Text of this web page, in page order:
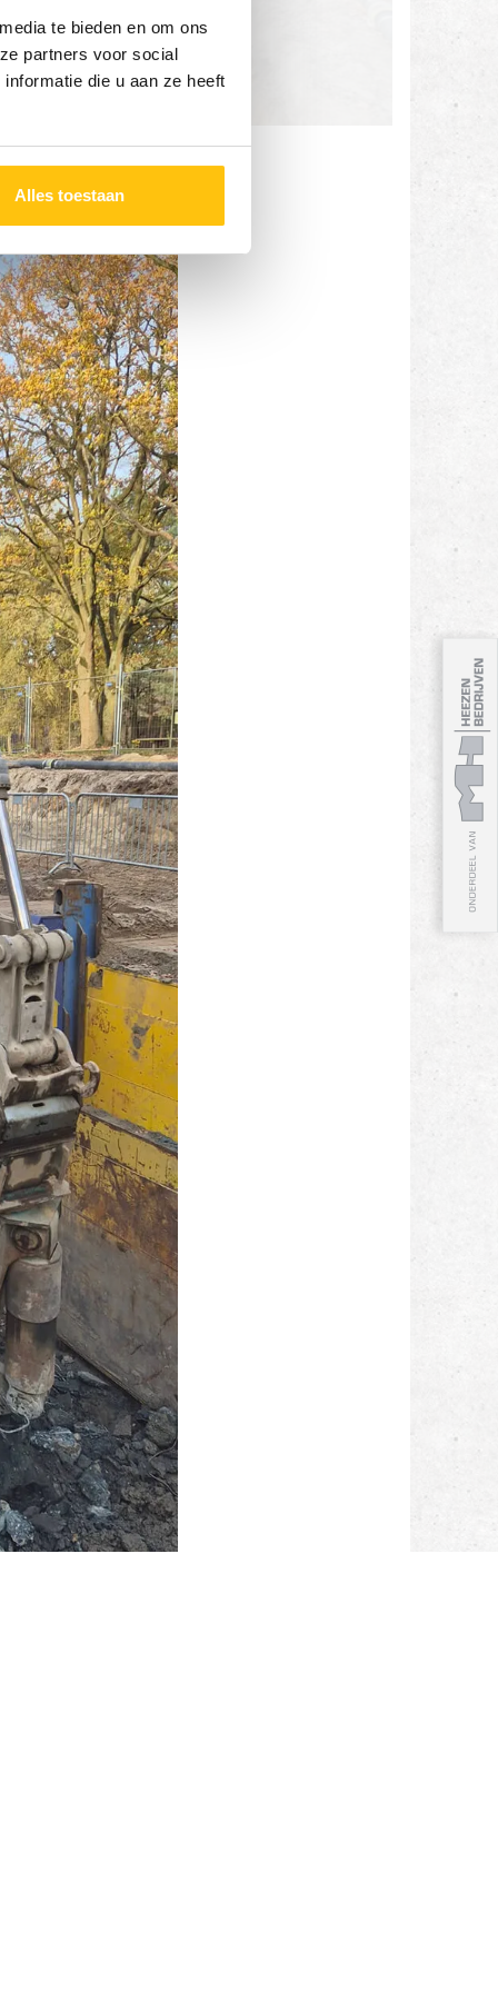
te bieden en om ons
partners voor social
die u aan ze heeft
Alles toestaan